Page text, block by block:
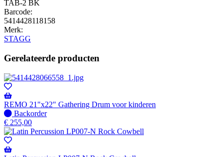
TAB-2 BK
Barcode:
5414428118158
Merk:
STAGG
Gerelateerde producten
REMO 21"x22" Gathering Drum voor kinderen
Niet
op
voorraad
-
Wordt
Backorder
€ 255,00